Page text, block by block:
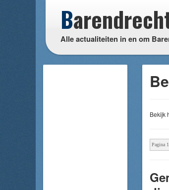
B
Alle actualiteiten in en om
Bekijk
Pagina